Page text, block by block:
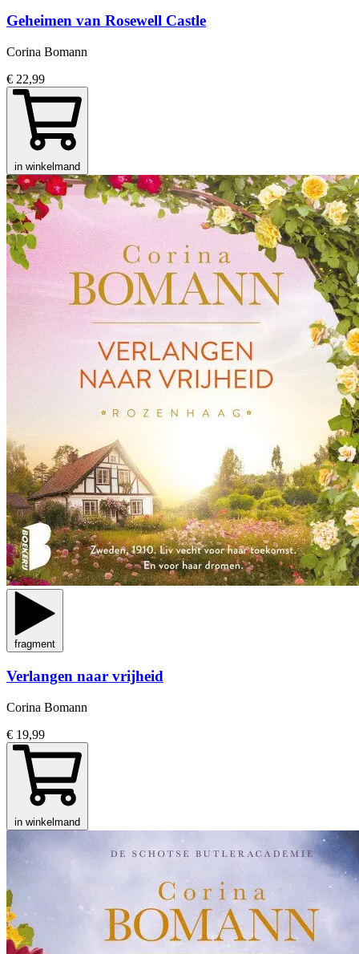
Geheimen van Rosewell Castle
Corina Bomann
€ 22,99
in winkelmand
fragment
Verlangen naar vrijheid
Corina Bomann
€ 19,99
in winkelmand